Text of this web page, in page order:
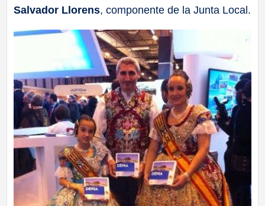
Salvador Llorens, componente de la Junta Local.